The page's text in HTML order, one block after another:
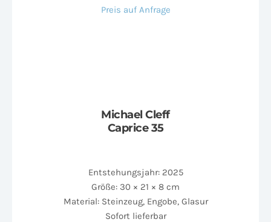
Preis auf Anfrage
Michael Cleff
Caprice 35
Entstehungsjahr: 2025
Größe: 30 × 21 × 8 cm
Material: Steinzeug, Engobe, Glasur
Sofort lieferbar